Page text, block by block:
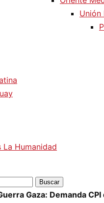
Unión
La Humanidad
Gaza: Demanda